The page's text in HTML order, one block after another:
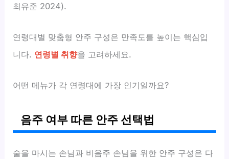
최유준 2024).
연령대별 맞춤형 안주 구성은 만족도를 높이는 핵심입
니다. 연령별 취향을 고려하세요.
어떤 메뉴가 각 연령대에 가장 인기일까요?
음주 여부 따른 안주 선택법
술을 마시는 손님과 비음주 손님을 위한 안주 구성은 다